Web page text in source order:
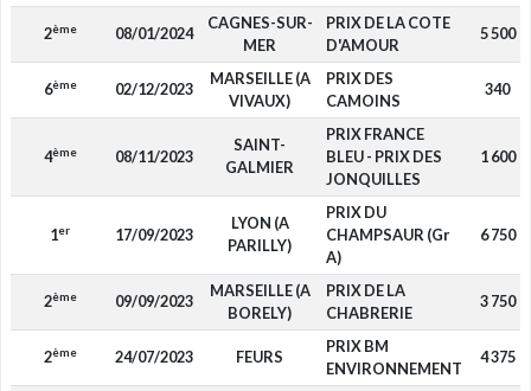
2ème 08/01/2024
CAGNES-SUR-
MER
PRIX DE LA COTE
D'AMOUR
5 500
6ème 02/12/2023
MARSEILLE (A
VIVAUX)
PRIX DES
CAMOINS
340
4ème 08/11/2023
SAINT-
GALMIER
PRIX FRANCE
BLEU - PRIX DES
JONQUILLES
1 600
1er 17/09/2023
LYON (A
PARILLY)
PRIX DU
CHAMPSAUR (Gr
A)
6 750
2ème 09/09/2023
MARSEILLE (A
BORELY)
PRIX DE LA
CHABRERIE
3 750
2ème 24/07/2023 FEURS
PRIX BM
ENVIRONNEMENT
4 375